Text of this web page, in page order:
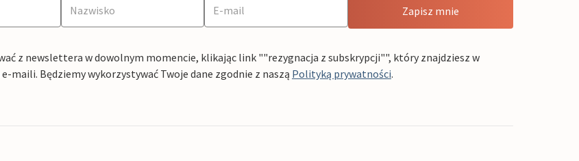
Zapisz mnie
z newslettera w dowolnym momencie, klikając link ""rezygnacja z subskrypcji"", który znajdziesz w
e-maili. Będziemy wykorzystywać Twoje dane zgodnie z naszą Polityką prywatności.